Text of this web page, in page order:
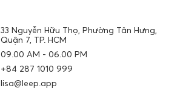
33 Nguyễn Hữu Thọ, Phường Tân Hưng,
Quận 7, TP. HCM
09.00 AM - 06.00 PM
+84 287 1010 999
lisa@leep.app